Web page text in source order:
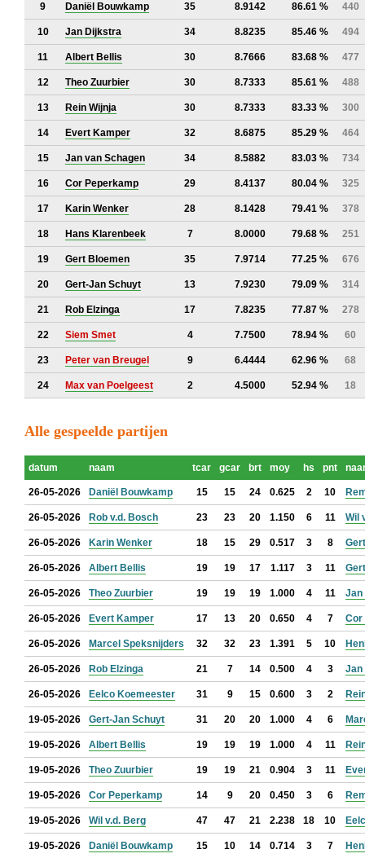
9 Daniël Bouwkamp 35 8.9142 86.61 % 440
10 Jan Dijkstra 34 8.8235 85.46 % 494
11 Albert Bellis 30 8.7666 83.68 % 477
12 Theo Zuurbier 30 8.7333 85.61 % 488
13 Rein Wijnja 30 8.7333 83.33 % 300
14 Evert Kamper 32 8.6875 85.29 % 464
15 Jan van Schagen 34 8.5882 83.03 % 734
16 Cor Peperkamp 29 8.4137 80.04 % 325
17 Karin Wenker 28 8.1428 79.41 % 378
18 Hans Klarenbeek 7 8.0000 79.68 % 251
19 Gert Bloemen 35 7.9714 77.25 % 676
20 Gert-Jan Schuyt 13 7.9230 79.09 % 314
21 Rob Elzinga 17 7.8235 77.87 % 278
22 Siem Smet 4 7.7500 78.94 % 60
23 Peter van Breugel 9 6.4444 62.96 % 68
24 Max van Poelgeest 2 4.5000 52.94 % 18
Alle gespeelde partijen
datum naam tcar gcar brt moy hs pnt
26-05-2026 Daniël Bouwkamp 15 15 24 0.625 2 10
26-05-2026 Rob v.d. Bosch 23 23 20 1.150 6 11 Wil
26-05-2026 Karin Wenker 18 15 29 0.517 3 8
26-05-2026 Albert Bellis 19 19 17 1.117 3 11
26-05-2026 Theo Zuurbier 19 19 19 1.000 4 11 Jan
26-05-2026 Evert Kamper 17 13 20 0.650 4 7 Cor
26-05-2026 Marcel Speksnijders 32 32 23 1.391 5 10
26-05-2026 Rob Elzinga 21 7 14 0.500 4 3 Jan
26-05-2026 Eelco Koemeester 31 9 15 0.600 3 2
19-05-2026 Gert-Jan Schuyt 31 20 20 1.000 4 6
19-05-2026 Albert Bellis 19 19 19 1.000 4 11
19-05-2026 Theo Zuurbier 19 19 21 0.904 3 11
19-05-2026 Cor Peperkamp 14 9 20 0.450 3 6
19-05-2026 Wil v.d. Berg 47 47 21 2.238 18 10
19-05-2026 Daniël Bouwkamp 15 10 14 0.714 3 7